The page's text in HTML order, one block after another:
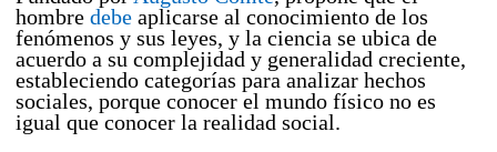
hombre debe aplicarse al conocimiento de los
fenómenos y sus leyes, y la ciencia se ubica de
acuerdo a su complejidad y generalidad creciente,
estableciendo categorías para analizar hechos
sociales, porque conocer el mundo físico no es
igual que conocer la realidad social.